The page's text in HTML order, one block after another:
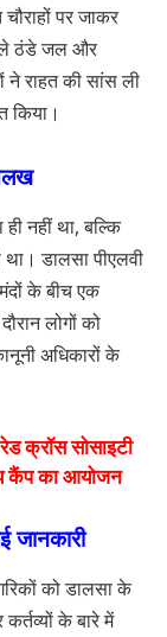
पर जाकर
ठंडे जल और
राहत की सांस ली
किया।
नहीं था, बल्कि
डालसा पीएलवी
के बीच एक
लोगों को
अधिकारों के
क्रॉस सोसाइटी
कैंप का आयोजन
जानकारी
को डालसा के
के बारे में